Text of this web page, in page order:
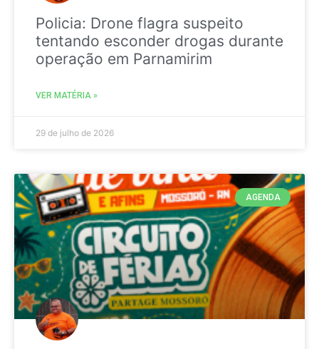
Policia: Drone flagra suspeito
tentando esconder drogas durante
operação em Parnamirim
VER MATÉRIA »
29 de julho de 2026
AGENDA